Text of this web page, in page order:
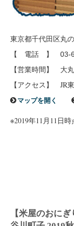
東京都千代田区丸
【 電話 】 03-
【営業時間】 大
【アクセス】 JR
マップを開く
※2019年11月11日時
【米屋のおに